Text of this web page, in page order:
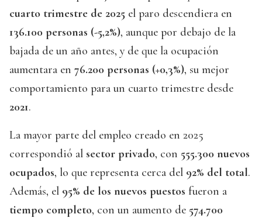
cuarto trimestre de 2025 el paro descendiera en
136.100 personas (-5,2%), aunque por debajo de la
bajada de un año antes, y de que la ocupación
aumentara en 76.200 personas (+0,3%), su mejor
comportamiento para un cuarto trimestre desde
2021.
La mayor parte del empleo creado en 2025
correspondió al sector privado, con 555.300 nuevos
ocupados, lo que representa cerca del 92% del total.
Además, el 95% de los nuevos puestos fueron a
tiempo completo, con un aumento de 574.700